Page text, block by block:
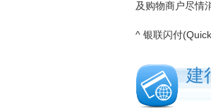
及购物商户尽情
^ 银联闪付
建